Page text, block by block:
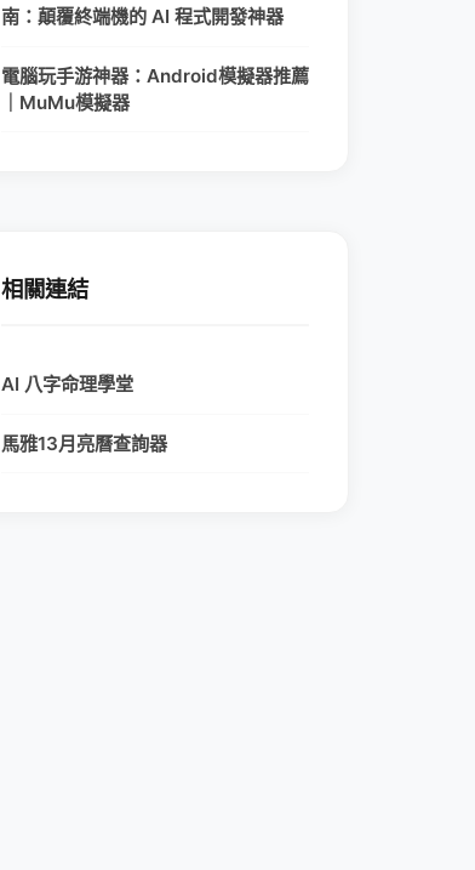
南：顛覆終端機的 AI 程式開發神器
電腦玩手游神器：Android模擬器推薦
｜MuMu模擬器
相關連結
AI 八字命理學堂
馬雅13月亮曆查詢器